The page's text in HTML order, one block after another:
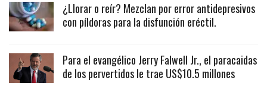
¿Llorar o reír? Mezclan por error antidepresivos
con píldoras para la disfunción eréctil.
Para el evangélico Jerry Falwell Jr., el paracaidas
de los pervertidos le trae US$10.5 millones